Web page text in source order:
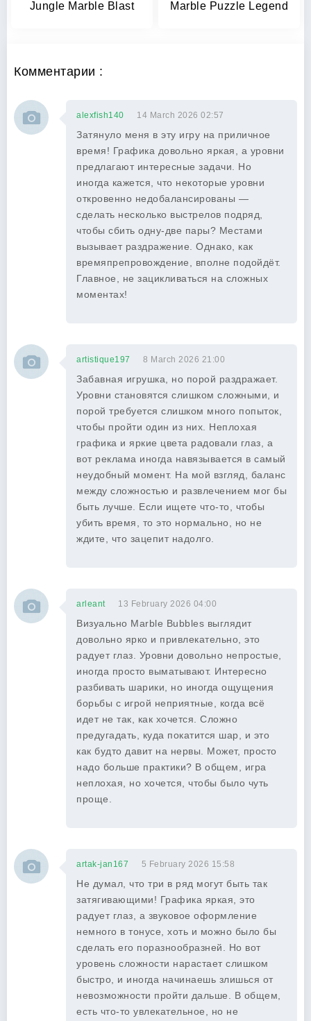
Jungle Marble Blast Marble Puzzle Legend
Комментарии :
alexfish140 14 March 2026 02:57
Затянуло меня в эту игру на приличное
время! Графика довольно яркая, а уровни
предлагают интересные задачи. Но
иногда кажется, что некоторые уровни
откровенно недобалансированы —
сделать несколько выстрелов подряд,
чтобы сбить одну-две пары? Местами
вызывает раздражение. Однако, как
времяпрепровождение, вполне подойдёт.
Главное, не зацикливаться на сложных
моментах!
artistique197 8 March 2026 21:00
Забавная игрушка, но порой раздражает.
Уровни становятся слишком сложными, и
порой требуется слишком много попыток,
чтобы пройти один из них. Неплохая
графика и яркие цвета радовали глаз, а
вот реклама иногда навязывается в самый
неудобный момент. На мой взгляд, баланс
между сложностью и развлечением мог бы
быть лучше. Если ищете что-то, чтобы
убить время, то это нормально, но не
ждите, что зацепит надолго.
arleant 13 February 2026 04:00
Визуально Marble Bubbles выглядит
довольно ярко и привлекательно, это
радует глаз. Уровни довольно непростые,
иногда просто выматывают. Интересно
разбивать шарики, но иногда ощущения
борьбы с игрой неприятные, когда всё
идет не так, как хочется. Сложно
предугадать, куда покатится шар, и это
как будто давит на нервы. Может, просто
надо больше практики? В общем, игра
неплохая, но хочется, чтобы было чуть
проще.
artak-jan167 5 February 2026 15:58
Не думал, что три в ряд могут быть так
затягивающими! Графика яркая, это
радует глаз, а звуковое оформление
немного в тонусе, хоть и можно было бы
сделать его поразнообразней. Но вот
уровень сложности нарастает слишком
быстро, и иногда начинаешь злишься от
невозможности пройти дальше. В общем,
есть что-то увлекательное, но не